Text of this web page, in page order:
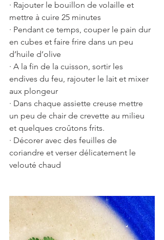
· Rajouter le bouillon de volaille et
mettre à cuire 25 minutes
· Pendant ce temps, couper le pain dur
en cubes et faire frire dans un peu
d’huile d’olive
· A la fin de la cuisson, sortir les
endives du feu, rajouter le lait et mixer
aux plongeur
· Dans chaque assiette creuse mettre
un peu de chair de crevette au milieu
et quelques croûtons frits.
· Décorer avec des feuilles de
coriandre et verser délicatement le
velouté chaud